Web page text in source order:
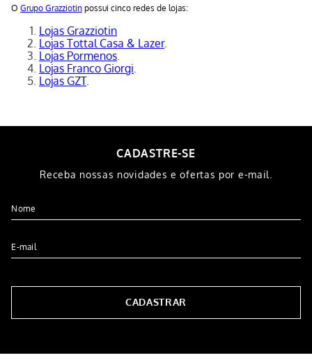
O Grupo Grazziotin possui cinco redes de lojas:
Lojas Grazziotin
Lojas Tottal Casa & Lazer.
Lojas Pormenos
Lojas Franco Giorgi
Lojas GZT.
CADASTRE-SE
Receba nossas novidades e ofertas por e-mail.
CADASTRAR